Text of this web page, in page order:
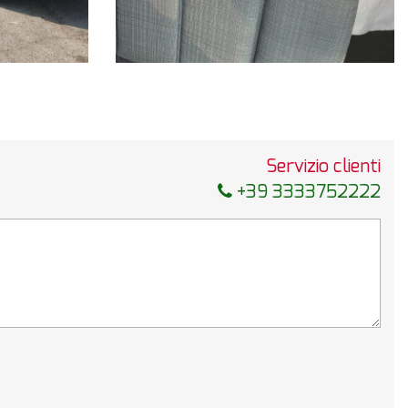
Servizio clienti
+39 3333752222